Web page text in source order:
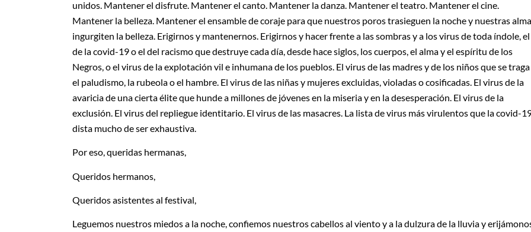
unidos. Mantener el disfrute. Mantener el canto. Mantener la danza. Mantener el teatro. Mantener el cine.
Mantener la belleza. Mantener el ensamble de coraje para que nuestros poros trasieguen la noche y nuestras
ingurgiten la belleza. Erigirnos y mantenernos. Erigirnos y hacer frente a las sombras y a los virus de toda índole, el
de la covid-19 o el del racismo que destruye cada día, desde hace siglos, los cuerpos, el alma y el espíritu de los
Negros, o el virus de la explotación vil e inhumana de los pueblos. El virus de las madres y de los niños que se traga
el paludismo, la rubeola o el hambre. El virus de las niñas y mujeres excluidas, violadas o cosificadas. El virus de la
avaricia de una cierta élite que hunde a millones de jóvenes en la miseria y en la desesperación. El virus de la
exclusión. El virus del repliegue identitario. El virus de las masacres. La lista de virus más virulentos que la covid-
dista mucho de ser exhaustiva.
Por eso, queridas hermanas,
Queridos hermanos,
Queridos asistentes al festival,
Leguemos nuestros miedos a la noche, confiemos nuestros cabellos al viento y a la dulzura de la lluvia y